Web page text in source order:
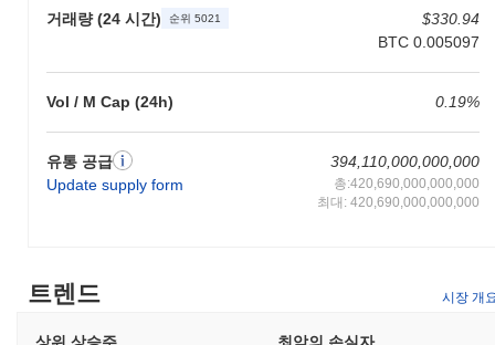
거래량 (24 시간) 순위 5021
$330.94
BTC 0.005097
Vol / M Cap (24h) 0.19%
유통 공급
Update supply form
394,110,000,000,000
총:420,690,000,000,000
최대: 420,690,000,000,000
토큰을 지원하는 다양한 지갑과 플랫폼이 포함되어 있어 원활한 거
래와 상호 작용을 촉진합니다. 사용자는 또한 생태계 내에서 할인
어 FINE 보유의 가치를 더욱 높입니다. 전반적으로 FINE은 사용
자, 보유자 및 개발자 모두에게 다양한 활동을 가능하게 하는 중요
FINE은 여전히 활동적이거나 관련성이 있나요?
FINE은 2023년 9월에 발표된 최근 거버넌스 제안을 통해 여전히
감을 유지하고 있으며, 지속적인 거래량은 시장의 관심이 계속되고
있음을 나타냅니다. 또한, FINE은 다양한 분산 애플리케이션과의
트렌드 시장 개